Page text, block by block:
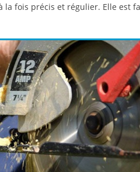
fois précis et régulier. Elle est